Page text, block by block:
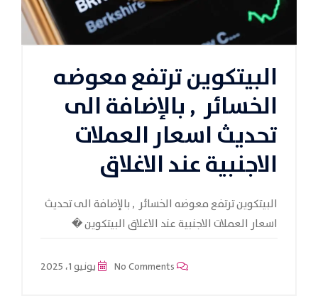
البيتكوين ترتفع معوضه
الخسائر , بالإضافة الى
تحديث اسعار العملات
الاجنبية عند الاغلاق
البيتكوين ترتفع معوضه الخسائر , بالإضافة الى تحديث
اسعار العملات الاجنبية عند الاغلاق البيتكوين �
يونيو 1، 2025